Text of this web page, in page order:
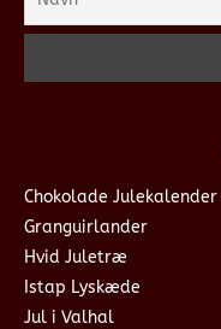
Chokolade Julekalender
Granguirlander
Hvid Juletræ
Istap Lyskæde
Jul i Valhal